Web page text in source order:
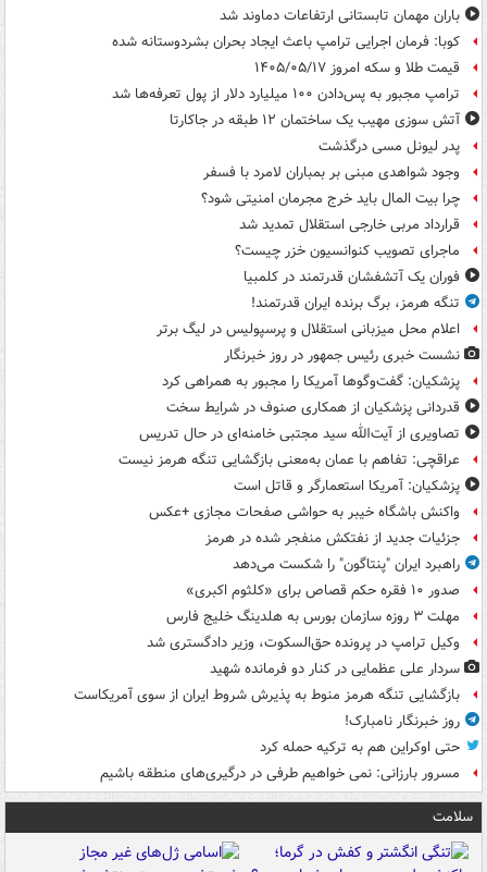
باران مهمان تابستانی ارتفاعات دماوند شد
کوبا: فرمان اجرایی ترامپ باعث ایجاد بحران بشردوستانه شده
قیمت طلا و سکه امروز ۱۴۰۵/۰۵/۱۷
ترامپ مجبور به پس‌دادن ۱۰۰ میلیارد دلار از پول تعرفه‌ها شد
آتش سوزی مهیب یک ساختمان ۱۲ طبقه در جاکارتا
پدر لیونل مسی درگذشت
وجود شواهدی مبنی بر بمباران لامرد با فسفر
چرا بیت المال باید خرج مجرمان امنیتی شود؟
قرارداد مربی خارجی استقلال تمدید شد
ماجرای تصویب کنوانسیون خزر چیست؟
فوران یک آتشفشان قدرتمند در کلمبیا
تنگه هرمز، برگ برنده ایران قدرتمند!
اعلام محل میزبانی استقلال و پرسپولیس در لیگ برتر
نشست خبری رئیس جمهور در روز خبرنگار
پزشکیان: گفت‌وگوها آمریکا را مجبور به همراهی کرد
قدردانی پزشکیان از همکاری صنوف در شرایط سخت
تصاویری از آیت‌الله سید مجتبی خامنه‌ای در حال تدریس
عراقچی: تفاهم با عمان به‌معنی بازگشایی تنگه هرمز نیست
پزشکیان: آمریکا استعمارگر و قاتل است
واکنش باشگاه خیبر به حواشی صفحات مجازی +عکس
جزئیات جدید از نفتکش منفجر شده در هرمز
راهبرد ایران "پنتاگون" را شکست می‌دهد
صدور ۱۰ فقره حکم قصاص برای «کلثوم اکبری»
مهلت ۳ روزه سازمان بورس به هلدینگ خلیج فارس
وکیل ترامپ در پرونده حق‌السکوت، وزیر دادگستری شد
سردار علی عظمایی در کنار دو فرمانده شهید
بازگشایی تنگه هرمز منوط به پذیرش شروط ایران از سوی آمریکاست
روز خبرنگار نامبارک!
حتی اوکراین هم به ترکیه حمله کرد
مسرور بارزانی: نمی خواهیم طرفی در درگیری‌های منطقه باشیم
سلامت